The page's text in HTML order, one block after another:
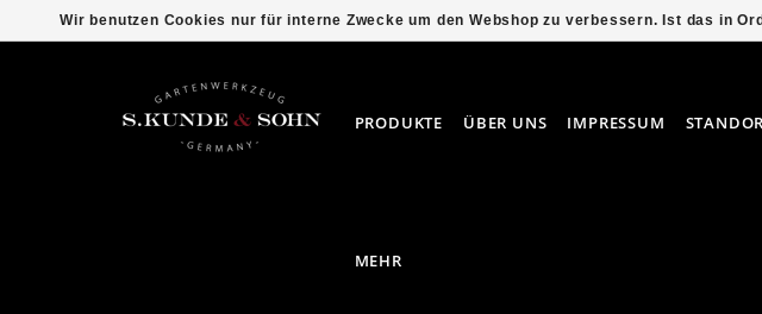
PRODUKTE ÜBER UNS IMPRESSUM
MEHR
Wir benutzen Cookies nur für interne Zwecke um den Webshop zu verbessern. Ist das in